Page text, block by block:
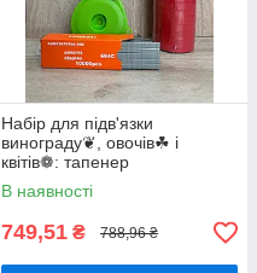
Набір для підв'язки
винограду❦, овочів☘ і
квітів❁: тапенер
Tapetool✚стрічка 130 мкр 20
мотків✚скоби 10000 штук
В наявності
749,51 ₴ 788,96 ₴